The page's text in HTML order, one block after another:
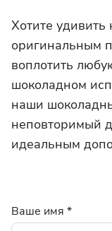
Хотите удивить
оригинальным
воплотить
шоколадном
наши
неповторимый
идеальным
Ваше имя *